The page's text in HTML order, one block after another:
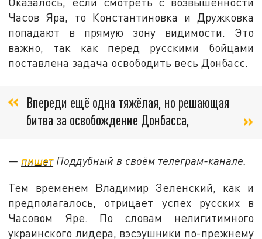
Часов Яра, то Константиновка и Дружковка
попадают в прямую зону видимости. Это
важно, так как перед русскими бойцами
поставлена задача освободить весь Донбасс.
Впереди ещё одна тяжёлая, но решающая
битва за освобождение Донбасса,
— пишетПоддубный в своём телеграм-канале.
Тем временем Владимир Зеленский, как и
предполагалось, отрицает успех русских в
Часовом Яре. По словам нелигитимного
украинского лидера, вэсэушники по-прежнему